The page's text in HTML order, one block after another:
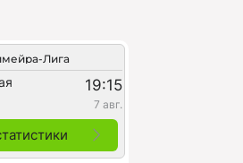
Лига
19:15
7 авг.